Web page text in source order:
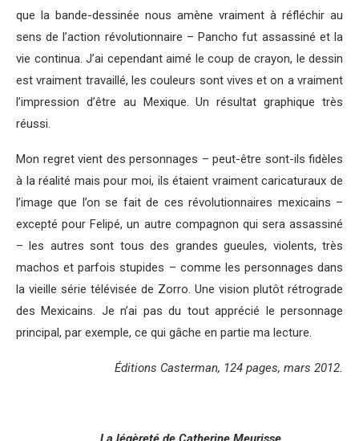
que la bande-dessinée nous amène vraiment à réfléchir au
sens de l’action révolutionnaire – Pancho fut assassiné et la
vie continua. J’ai cependant aimé le coup de crayon, le dessin
est vraiment travaillé, les couleurs sont vives et on a vraiment
l’impression d’être au Mexique. Un résultat graphique très
réussi.
Mon regret vient des personnages – peut-être sont-ils fidèles
à la réalité mais pour moi, ils étaient vraiment caricaturaux de
l’image que l’on se fait de ces révolutionnaires mexicains –
excepté pour Felipé, un autre compagnon qui sera assassiné
– les autres sont tous des grandes gueules, violents, très
machos et parfois stupides – comme les personnages dans
la vieille série télévisée de Zorro. Une vision plutôt rétrograde
des Mexicains. Je n’ai pas du tout apprécié le personnage
principal, par exemple, ce qui gâche en partie ma lecture.
Éditions Casterman, 124 pages, mars 2012.